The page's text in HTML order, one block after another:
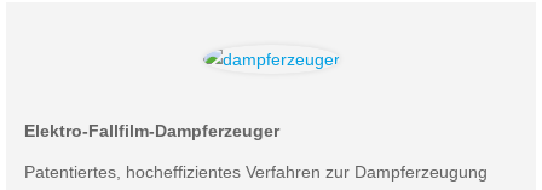
Elektro-Fallfilm-Dampferzeuger
Patentiertes, hocheffizientes Verfahren zur Dampferzeugung